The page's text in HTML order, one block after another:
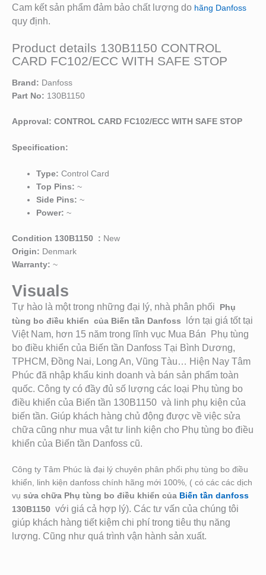
Cam kết sản phẩm đảm bảo chất lượng do hãng Danfoss
quy định.
Product details 130B1150 CONTROL
CARD FC102/ECC WITH SAFE STOP
Brand: Danfoss
Part No: 130B1150
Approval: CONTROL CARD FC102/ECC WITH SAFE STOP
Specification:
Type: Control Card
Top Pins: ~
Side Pins: ~
Power: ~
Condition 130B1150 : New
Origin: Denmark
Warranty: ~
Visuals
Tự hào là một trong những đại lý, nhà phân phối Phụ
tùng bo điều khiển của Biến tần Danfoss
lớn tại giá tốt tại
Việt Nam, hơn 15 năm trong lĩnh vục Mua Bán Phụ tùng
bo điều khiển của Biến tần Danfoss Tại Bình Dương,
TPHCM, Đồng Nai, Long An, Vũng Tàu… Hiện Nay Tâm
Phúc đã nhập khẩu kinh doanh và bán sản phẩm toàn
quốc. Công ty có đầy đủ số lượng các loại Phụ tùng bo
điều khiển của Biến tần 130B1150 và linh phụ kiện của
biến tần. Giúp khách hàng chủ động được về việc sửa
chữa cũng như mua vật tư linh kiện cho Phụ tùng bo điều
khiển của Biến tần Danfoss cũ.
Công ty Tâm Phúc là đại lý chuyên phân phối phụ tùng bo điều
khiển, linh kiện danfoss chính hãng mới 100%, ( có các các dịch
vụ sửa chữa Phụ tùng bo điều khiển của Biến tần danfoss
130B1150 với giá cả hợp lý). Các tư vấn của chúng tôi
giúp khách hàng tiết kiệm chi phí trong tiêu thụ năng
lượng. Cũng như quá trình vận hành sản xuất.